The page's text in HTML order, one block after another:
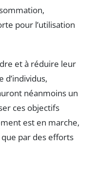
pour l’utilisation
et à réduire leur
d’individus,
néanmoins un
ces objectifs
est en marche,
par des efforts